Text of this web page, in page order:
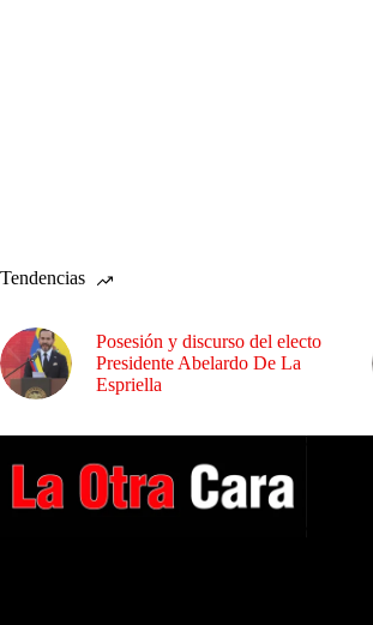
Tendencias
Posesión y discurso del electo
Presidente Abelardo De La
Espriella